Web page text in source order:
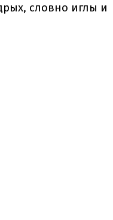
словно иглы и